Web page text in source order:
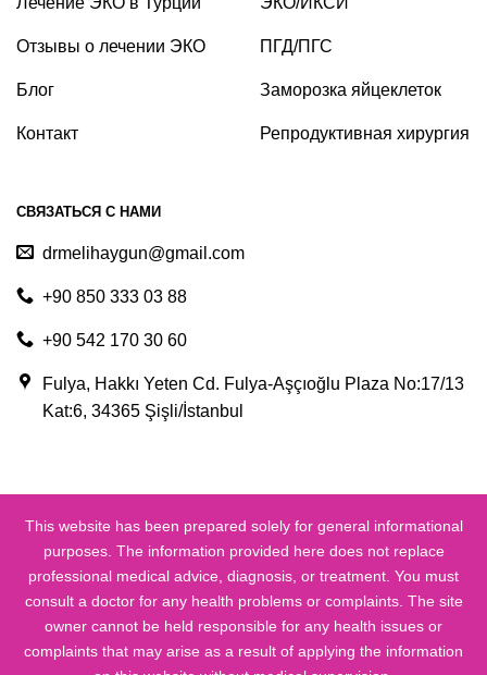
Отзывы о лечении ЭКО
Блог
Контакт
ПГД/ПГС
Заморозка яйцеклеток
Репродуктивная хирургия
СВЯЗАТЬСЯ С НАМИ
drmelihaygun@gmail.com
+90 850 333 03 88
+90 542 170 30 60
Fulya, Hakkı Yeten Cd. Fulya-Aşçıoğlu Plaza No:17/13
Kat:6, 34365 Şişli/İstanbul
This website has been prepared solely for general informational
purposes. The information provided here does not replace
professional medical advice, diagnosis, or treatment. You must
consult a doctor for any health problems or complaints. The site
owner cannot be held responsible for any health issues or
complaints that may arise as a result of applying the information